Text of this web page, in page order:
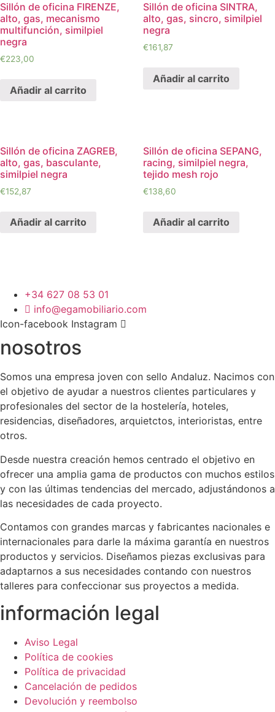
Sillón de oficina FIRENZE,
alto, gas, mecanismo
multifunción, similpiel
negra
€223,00
Añadir al carrito
Sillón de oficina SINTRA,
alto, gas, sincro, similpiel
negra
€161,87
Añadir al carrito
Sillón de oficina ZAGREB,
alto, gas, basculante,
similpiel negra
€152,87
Añadir al carrito
Sillón de oficina SEPANG,
racing, similpiel negra,
tejido mesh rojo
€138,60
Añadir al carrito
+34 627 08 53 01
info@egamobiliario.com
Icon-facebook Instagram
nosotros
Somos una empresa joven con sello Andaluz. Nacimos con
el objetivo de ayudar a nuestros clientes particulares y
profesionales del sector de la hostelería, hoteles,
residencias, diseñadores, arquietctos, interioristas, entre
otros.
Desde nuestra creación hemos centrado el objetivo en
ofrecer una amplia gama de productos con muchos estilos
y con las últimas tendencias del mercado, adjustándonos a
las necesidades de cada proyecto.
Contamos con grandes marcas y fabricantes nacionales e
internacionales para darle la máxima garantía en nuestros
productos y servicios. Diseñamos piezas exclusivas para
adaptarnos a sus necesidades contando con nuestros
talleres para confeccionar sus proyectos a medida.
información legal
Aviso Legal
Política de cookies
Política de privacidad
Cancelación de pedidos
Devolución y reembolso